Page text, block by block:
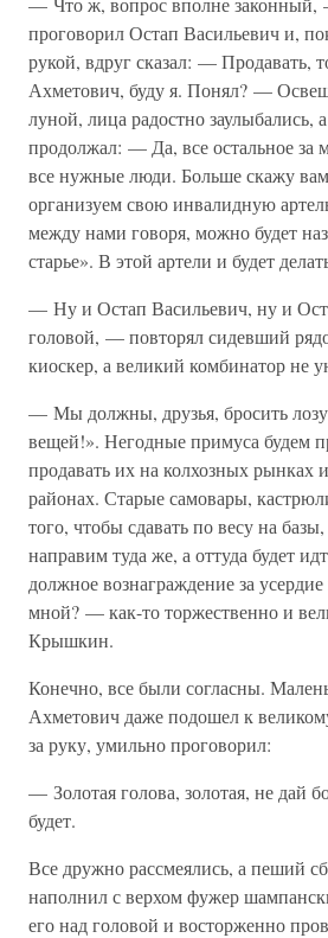
проговорил Остап Васильевич и,
рукой, вдруг сказал: — Продавать,
Ахметович, буду я. Понял? —
луной, лица радостно
продолжал: — Да, все остальное за
все нужные люди. Больше скажу
организуем свою инвалидную
между нами говоря, можно будет
старье». В этой артели и будет
— Ну и Остап Васильевич, ну и
головой, — повторял сидевший
киоскер, а великий комбинатор не
— Мы должны, друзья, бросить
вещей!». Негодные примуса будем
продавать их на колхозных рынках
районах. Старые самовары,
того, чтобы сдавать по весу на
направим туда же, а оттуда будет
должное вознаграждение за
мной? — как-то торжественно и
Крышкин.
Конечно, все были согласны.
Ахметович даже подошел к
за руку, умильно проговорил:
— Золотая голова, золотая, не дай
будет.
Все дружно рассмеялись, а пеший
наполнил с верхом фужер
его над головой и восторженно